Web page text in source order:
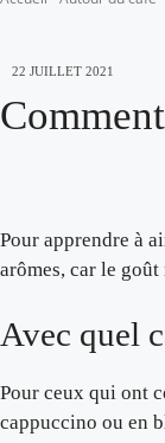
22 JUILLET 2021
Pour apprendre à
arômes, car le goût
Avec quel
Pour ceux qui ont
cappuccino ou en